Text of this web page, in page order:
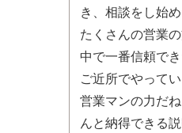
き、相談をし始め
たくさんの営業
中で一番信頼で
ご近所でやって
営業マンの力だ
んと納得できる